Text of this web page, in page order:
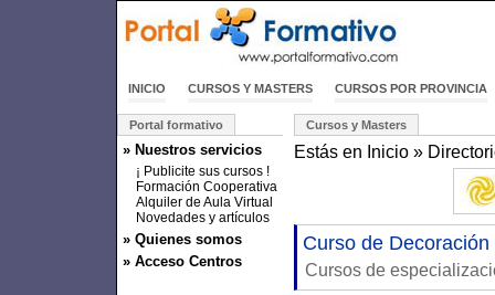
INICIO CURSOS Y MASTERS CURSOS POR PROVINCIA
Portal formativo
» Nuestros servicios
¡ Publicite sus cursos !
Formación Cooperativa
Alquiler de Aula Virtual
Novedades y artículos
» Quienes somos
» Acceso Centros
Cursos y Masters
Estás en Inicio »
Curso de
Cursos de